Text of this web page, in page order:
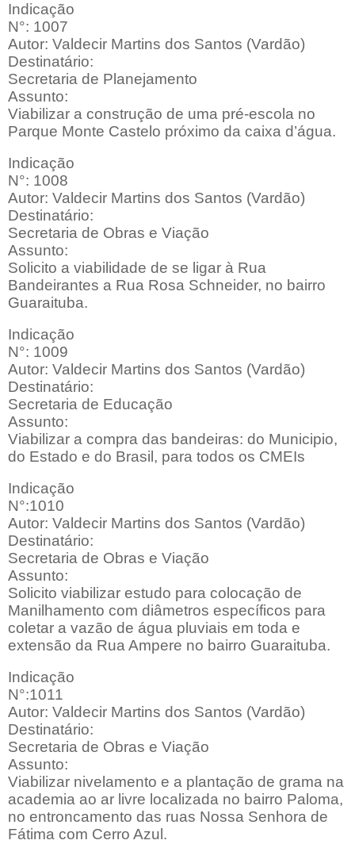
Indicação
N°: 1007
Autor: Valdecir Martins dos Santos (Vardão)
Destinatário:
Secretaria de Planejamento
Assunto:
Viabilizar a construção de uma pré-escola no
Parque Monte Castelo próximo da caixa d’água.
Indicação
N°: 1008
Autor: Valdecir Martins dos Santos (Vardão)
Destinatário:
Secretaria de Obras e Viação
Assunto:
Solicito a viabilidade de se ligar à Rua
Bandeirantes a Rua Rosa Schneider, no bairro
Guaraituba.
Indicação
N°: 1009
Autor: Valdecir Martins dos Santos (Vardão)
Destinatário:
Secretaria de Educação
Assunto:
Viabilizar a compra das bandeiras: do Municipio,
do Estado e do Brasil, para todos os CMEIs
Indicação
N°:1010
Autor: Valdecir Martins dos Santos (Vardão)
Destinatário:
Secretaria de Obras e Viação
Assunto:
Solicito viabilizar estudo para colocação de
Manilhamento com diâmetros específicos para
coletar a vazão de água pluviais em toda e
extensão da Rua Ampere no bairro Guaraituba.
Indicação
N°:1011
Autor: Valdecir Martins dos Santos (Vardão)
Destinatário:
Secretaria de Obras e Viação
Assunto:
Viabilizar nivelamento e a plantação de grama na
academia ao ar livre localizada no bairro Paloma,
no entroncamento das ruas Nossa Senhora de
Fátima com Cerro Azul.